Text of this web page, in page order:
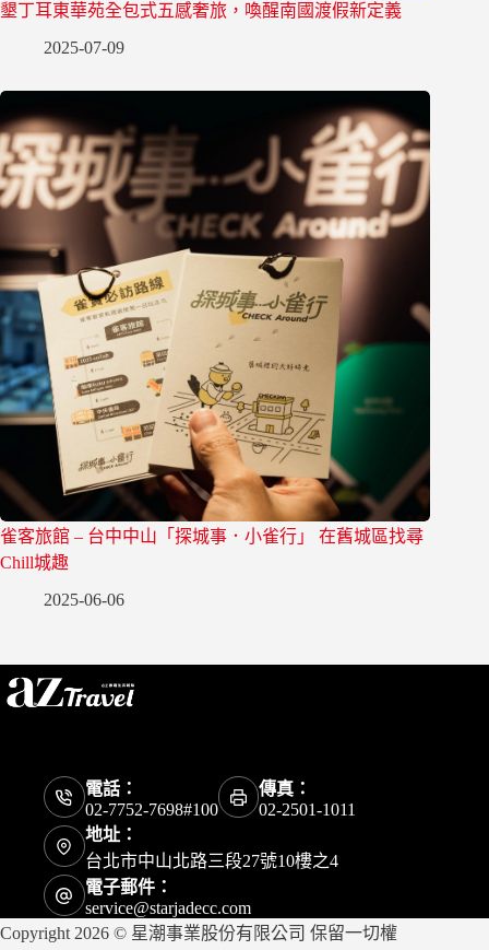
墾丁耳東華苑全包式五感奢旅，喚醒南國渡假新定義
2025-07-09
雀客旅館 – 台中中山「探城事．小雀行」 在舊城區找尋
Chill城趣
2025-06-06
電話：
02-7752-7698#100
傳真：
02-2501-1011
地址：
台北市中山北路三段27號10樓之4
電子郵件：
service@starjadecc.com
Copyright 2026 © 星潮事業股份有限公司 保留一切權